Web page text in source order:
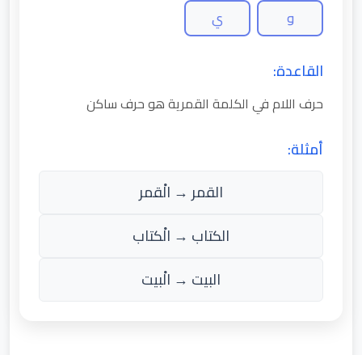
و
ي
القاعدة:
حرف اللام في الكلمة القمرية هو حرف ساكن
أمثلة:
القمر → الْقمر
الكتاب → الْكتاب
البيت → الْبيت